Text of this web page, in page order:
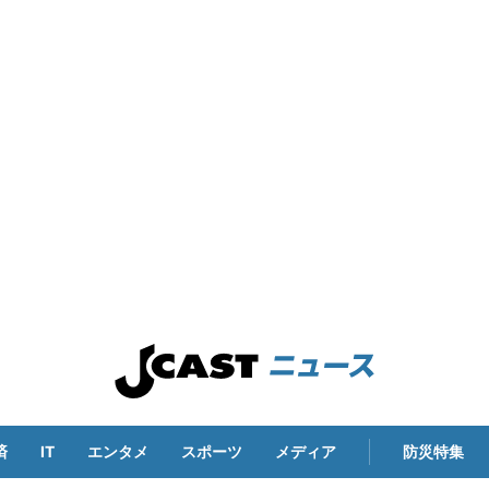
IT エンタメ スポーツ メディア 防災特集